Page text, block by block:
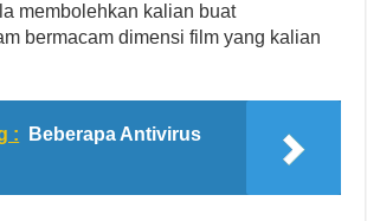
membolehkan kalian buat
bermacam dimensi film yang kalian
:
Beberapa Antivirus